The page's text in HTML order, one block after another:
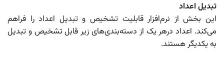
تبدیل اعداد
این بخش از نرم‌افزار قابلیت تشخیص و تبدیل اعداد را فراهم
می‌کند. اعداد درهر یک از دسته‌بندی‌های زیر قابل تشخیص و تبدیل
به یکدیگر هستند.